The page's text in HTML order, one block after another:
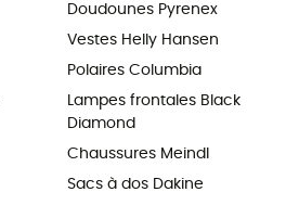
Doudounes Pyrenex
Vestes Helly Hansen
Polaires Columbia
Lampes frontales Black
Diamond
Chaussures Meindl
Sacs à dos Dakine